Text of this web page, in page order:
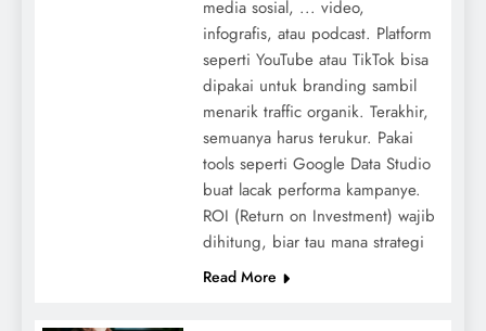
media sosial, ... video,
infografis, atau podcast. Platform
seperti YouTube atau TikTok bisa
dipakai untuk branding sambil
menarik traffic organik. Terakhir,
semuanya harus terukur. Pakai
tools seperti Google Data Studio
buat lacak performa kampanye.
ROI (Return on Investment) wajib
dihitung, biar tau mana strategi
Read More